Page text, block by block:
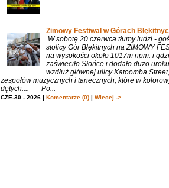
Zimowy Festiwal w Górach
W sobotę 20 czerwca tłumy ludzi -
stolicy Gór Błękitnych na ZIMOWY
na wysokości około 1017m npm. i
zaświeciło Słońce i dodało dużo
wzdłuż głównej ulicy Katoomba
zespołów muzycznych i tanecznych, które w
dętych.... Po...
CZE-30 - 2026 | Komentarze (0)| Wiecej ->